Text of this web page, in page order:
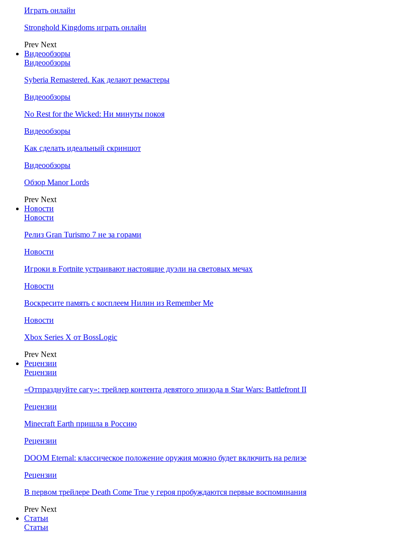
Играть онлайн
Stronghold Kingdoms играть онлайн
Prev Next
Видеообзоры
Видеообзоры
Syberia Remastered. Как делают ремастеры
Видеообзоры
No Rest for the Wicked: Ни минуты покоя
Видеообзоры
Как сделать идеальный скриншот
Видеообзоры
Обзор Manor Lords
Prev Next
Новости
Новости
Релиз Gran Turismo 7 не за горами
Новости
Игроки в Fortnite устраивают настоящие дуэли на световых мечах
Новости
Воскресите память с косплеем Нилин из Remember Me
Новости
Xbox Series X от BossLogic
Prev Next
Рецензии
Рецензии
«Отпразднуйте сагу»: трейлер контента девятого эпизода в Star Wars: Battlefront II
Рецензии
Minecraft Earth пришла в Россию
Рецензии
DOOM Eternal: классическое положение оружия можно будет включить на релизе
Рецензии
В первом трейлере Death Come True у героя пробуждаются первые воспоминания
Prev Next
Статьи
Статьи